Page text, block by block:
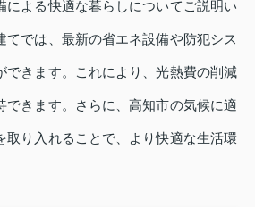
による快適な暮らしについてご説明い
てでは、最新の省エネ設備や防犯シス
できます。これにより、光熱費の削減
できます。さらに、高知市の気候に適
取り入れることで、より快適な生活環